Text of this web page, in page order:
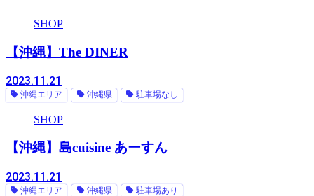
SHOP
【沖縄】The DINER
2023.11.21
沖縄エリア 沖縄県 駐車場なし
SHOP
【沖縄】島cuisine あーすん
2023.11.21
沖縄エリア 沖縄県 駐車場あり